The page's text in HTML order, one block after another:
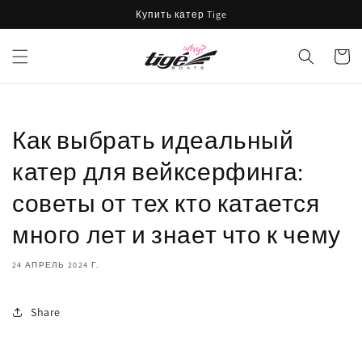
контенту
Купить катер Tige
Как выбрать идеальный
катер для вейксерфинга:
советы от тех кто катается
много лет и знает что к чему
24 АПРЕЛЬ 2024 Г.
Share